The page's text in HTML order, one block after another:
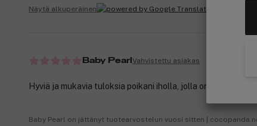
Näytä alkuperäinen
Baby Pearl Vahvistettu asiakas
Hyviä ja mukavia tuloksia poikani iholla, jolla on ollut
Baby Pearl on jättänyt tuotearvostelun vuosi sitten |